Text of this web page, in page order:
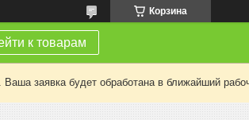
Корзина
к товарам
заявка будет обработана в ближайший